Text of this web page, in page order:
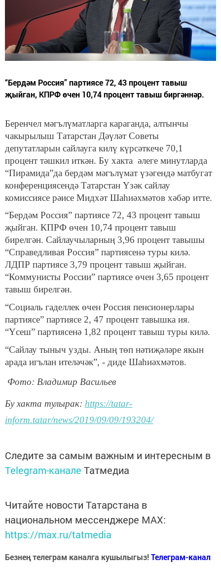
“Бердәм Россия” партиясе 72, 43 процент тавыш
җыйган, КПРФ өчен 10,74 процент тавыш биргәннәр.
Беренчел мәгълүматларга караганда, алтынчы
чакырылыш Татарстан Дәүләт Советы
депутатларын сайлауга килү күрсәткече 70,1
процент тәшкил иткән. Бу хакта әлеге минутларда
“Пирамида”да бердәм мәгълүмат үзәгендә матбугат
конференциясендә Татарстан Үзәк сайлау
комиссиясе рәисе Мидхәт Шаһиәхмәтов хәбәр итте.
“Бердәм Россия” партиясе 72, 43 процент тавыш
җыйган. КПРФ өчен 10,74 процент тавыш
бирелгән. Сайлаучыларның 3,96 процент тавышы
“Справедливая Россия” партиясенә туры килә.
ЛДПР партиясе 3,79 процент тавыш җыйган.
“Коммунисты России” партиясе өчен 3,65 процент
тавыш бирелгән.
“Социаль гаделлек өчен Россия пенсионерлары
партиясе” партиясе 2, 47 процент тавышка ия.
“Үсеш” партиясенә 1,82 процент тавыш туры килә.
“Сайлау тыныч узды. Аның төп нәтиҗәләре якын
арада игълан ителәчәк”, - диде Шаһиәхмәтов.
Фото: Владимир Васильев
Бу хакта тулырак: https://tatar-
inform.tatar/news/2019/09/09/193204/
Следите за самым важным и интересным в
Telegram-канале Татмедиа
Читайте новости Татарстана в
национальном мессенджере MАХ:
https://max.ru/tatmedia
Безнең телеграм каналга кушылыгыз!Телеграм-канал